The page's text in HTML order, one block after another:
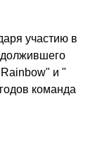
участию в
Rainbow" и "
команда